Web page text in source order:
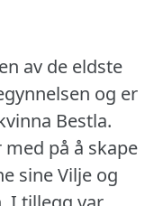
av de eldste
og er
Bestla.
på å skape
sine Vilje og